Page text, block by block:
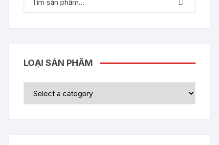
LOẠI SẢN PHẨM